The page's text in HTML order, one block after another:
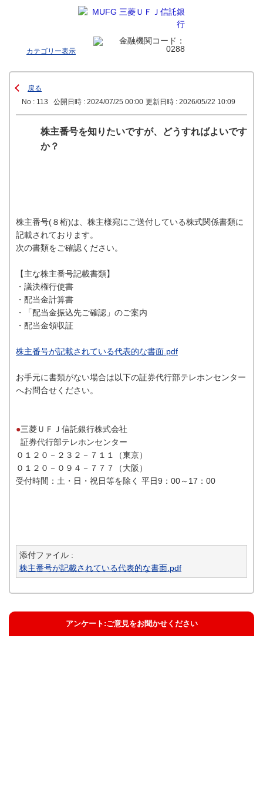
カテゴリー表示
戻る
No : 113
公開日時 : 2024/07/25 00:00 更新日時 : 2026/05/22 10:09
株主番号を知りたいですが、どうすればよいです
か？
株主番号(８桁)は、株主様宛にご送付している株式関係書類に
記載されております。
次の書類をご確認ください。
【主な株主番号記載書類】
・議決権行使書
・配当金計算書
・「配当金振込先ご確認」のご案内
・配当金領収証
株主番号が記載されている代表的な書面.pdf
お手元に書類がない場合は以下の証券代行部テレホンセンター
へお問合せください。
●三菱ＵＦＪ信託銀行株式会社
証券代行部テレホンセンター
０１２０－２３２－７１１（東京）
０１２０－０９４－７７７（大阪）
受付時間：土・日・祝日等を除く 平日9：00～17：00
添付ファイル :
株主番号が記載されている代表的な書面.pdf
アンケート:ご意見をお聞かせください